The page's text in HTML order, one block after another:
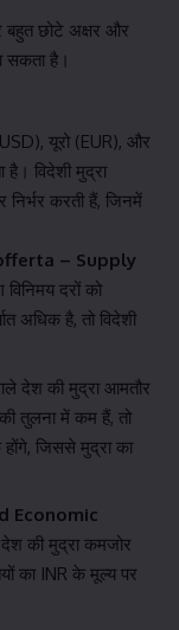
बहुत छोटे अक्षर और
सकता है।
यूरो (EUR), और
विदेशी मुद्रा
निर्भर करती हैं, जिनमें
– Supply
दरों को
अधिक है, तो विदेशी
देश की मुद्रा आमतौर
तुलना में कम हैं, तो
जिससे मुद्रा का
Economic
की मुद्रा कमजोर
का INR के मूल्य पर